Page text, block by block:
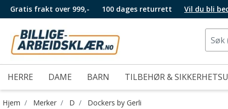
Gratis frakt over 999,- 100 dages returrett Vil du bli
HERRE DAME BARN TILBEHØR &
Hjem Merker D Dockers by Gerli